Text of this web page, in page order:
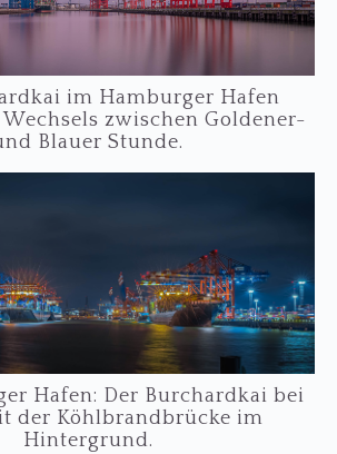
im Hamburger Hafen
zwischen Goldener-
Blauer Stunde.
Hafen: Der Burchardkai bei
der Köhlbrandbrücke im
Hintergrund.